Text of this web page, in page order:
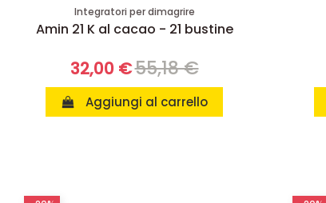
Integratori per dimagrire
Amin 21 K al cacao - 21 bustine
32,00 €55,18 €
Aggiungi al carrello